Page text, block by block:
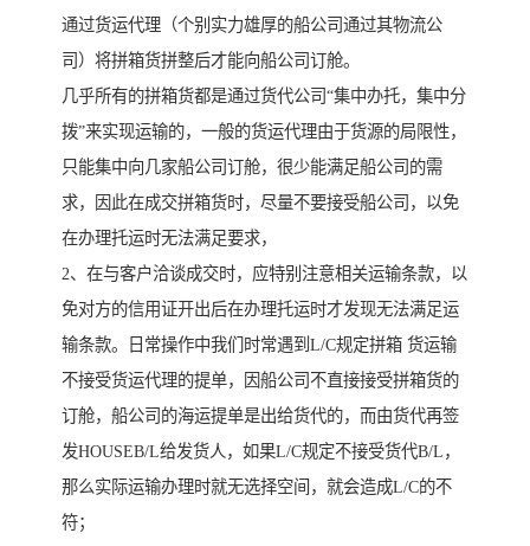
通过货运代理（个别实力雄厚的船公司通过其物流公
司）将拼箱货拼整后才能向船公司订舱。
几乎所有的拼箱货都是通过货代公司“集中办托，集中分
拨”来实现运输的，一般的货运代理由于货源的局限性，
只能集中向几家船公司订舱，很少能满足船公司的需
求，因此在成交拼箱货时，尽量不要接受船公司，以免
在办理托运时无法满足要求，
2、在与客户洽谈成交时，应特别注意相关运输条款，以
免对方的信用证开出后在办理托运时才发现无法满足运
输条款。日常操作中我们时常遇到L/C规定拼箱 货运输
不接受货运代理的提单，因船公司不直接接受拼箱货的
订舱，船公司的海运提单是出给货代的，而由货代再签
发HOUSEB/L给发货人，如果L/C规定不接受货代B/L，
那么实际运输办理时就无选择空间，就会造成L/C的不
符；